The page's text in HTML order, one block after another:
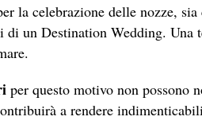
la celebrazione delle nozze,
un Destination Wedding. Una
per questo motivo non possono
a rendere